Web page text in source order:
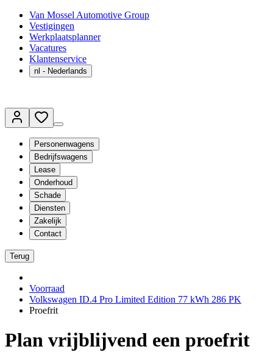
Van Mossel Automotive Group
Vestigingen
Werkplaatsplanner
Vacatures
Klantenservice
nl - Nederlands
Personenwagens
Bedrijfswagens
Lease
Onderhoud
Schade
Diensten
Zakelijk
Contact
Terug
Voorraad
Volkswagen ID.4 Pro Limited Edition 77 kWh 286 PK
Proefrit
Plan vrijblijvend een proefrit